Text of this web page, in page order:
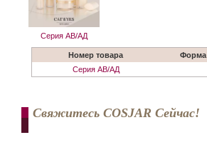
Серия АВ/АД
Номер товара Форма
Серия АВ/АД
Свяжитесь COSJAR Сейчас!